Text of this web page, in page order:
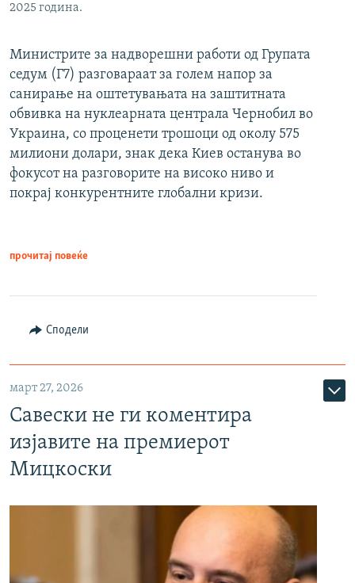
2025 година.
Министрите за надворешни работи од Групата
седум (Г7) разговараат за голем напор за
санирање на оштетувањата на заштитната
обвивка на нуклеарната централа Чернобил во
Украина, со проценети трошоци од околу 575
милиони долари, знак дека Киев останува во
фокусот на разговорите на високо ниво и
покрај конкурентните глобални кризи.
прочитај повеќе
Сподели
март 27, 2026
Савески не ги коментира
изјавите на премиерот
Мицкоски